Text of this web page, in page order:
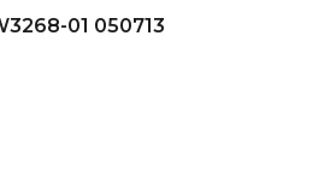
01 050713